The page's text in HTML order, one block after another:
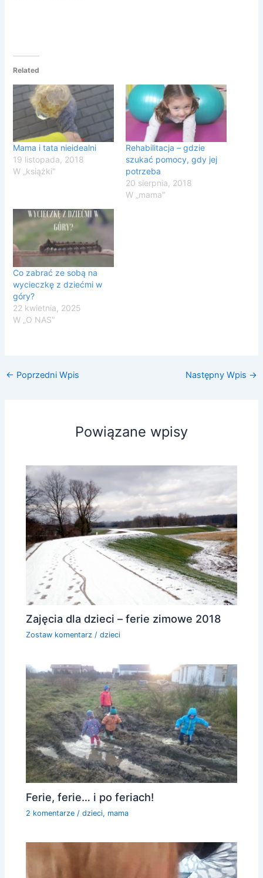
Related
Mama i tata nieidealni
19 listopada, 2018
W „książki"
Rehabilitacja – gdzie
szukać pomocy, gdy jej
potrzeba
20 sierpnia, 2018
W „mama"
Co zabrać ze sobą na
wycieczkę z dziećmi w
góry?
22 kwietnia, 2025
W „O NAS"
← Poprzedni Wpis Następny Wpis →
Powiązane wpisy
Zajęcia dla dzieci – ferie zimowe 2018
Zostaw komentarz /dzieci
Ferie, ferie… i po feriach!
2 komentarze /dzieci, mama